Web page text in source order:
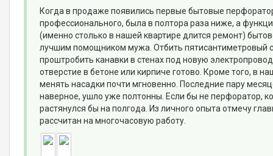
Когда в продаже появились первые бытовые
профессионального, была в полтора раза ниже, а
(именно столько в нашей квартире длится ремонт)
лучшим помощником мужа. Отбить пятисантиметровый
проштробить канавки в стенах под новую
отверстие в бетоне или кирпиче готово. Кроме того, в
менять насадки почти мгновенно. Последние пару
наверное, ушло уже полтонны. Если бы не перфоратор,
растянулся бы на полгода. Из личного опыта отмечу
рассчитан на многочасовую работу.